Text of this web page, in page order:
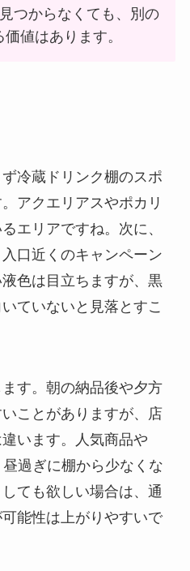
つからなくても、別の
値はあります。
冷蔵ドリンク棚のスポ
アクエリアスやポカリ
エリアですね。次に、
口近くのキャンペーン
色は目立ちますが、黒
ていないと見落とすこ
す。朝の納品後や夕方
ことがありますが、店
います。人気商品や
過ぎに棚から少なくな
ても欲しい場合は、通
能性は上がりやすいで